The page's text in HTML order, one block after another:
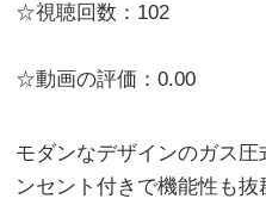
☆視聴回数：102
☆動画の評価：0.00
モダンなデザインのガス
ンセント付きで機能性も抜